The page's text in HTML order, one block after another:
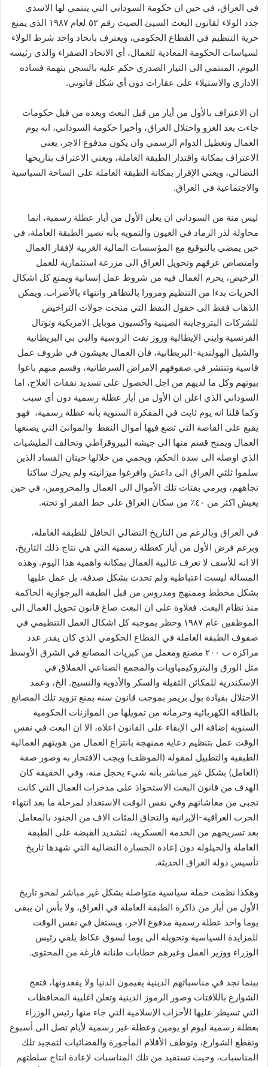
في العراق، في حين ان حكومة السوداني التي ينتمي لها الاسدي
جدد الولاء لقانون البعث السيئ الصيت رقم ٥٢ لعام ١٩٨٧ الذي يمنع
حرية التنظيم في القطاع الحكومي، ويعترف باتحاد واحد شرط الولاء
لسياسات الحكومة المعادية للعمال، أي الاتحاد الصفراء والذي رئيسه
اليوم، المنتمي الى التيار الصدري حكم عليه بالسجن بتهمة فساده
الاداري والاستيلاء على عقارات دون أي شكل قانوني.
ان الاعتراف بالأول من أيار من قبل البعث وبعده من قبل حكومات
جاءت بعد الغزو واحتلال العراق، وأخيرا حكومة السوداني، انه يوم
العمال وتعطيل الدوام الرسمي وان يكون مدفوع الاجر، يعني
الاعتراف بمكانة واقتدار الطبقة العاملة، ويعني الاعتراف بتاريخها
النضالي، ويعني الإقرار بمكانة الطبقة العاملة على الساحة السياسية
والاجتماعية في العراق.
ليس منة من السوداني ان يعلن الأول من أيار عطلة رسمية، انما
محاولة لذر الرماد في العيون والتمويه بأنه نصير الطبقة العاملة، في
حين يمضي بالتوقيع مع المؤسسات المالية الغربية لإفقار العمال
وامتصاص عرقهم وتحويل العراق الى مزرعة استثمارية للعمل
الرخيص، يحرم العمال فيه من شروط عمل إنسانية ويمنع كل اشكال
الحريات بدءا من التنظيم ومرورا بالتظاهر وانتهاء بالأضراب. ويمكن
الذهاب فقط الى حقول النفط التي منحت جولات التراخيص
للشركات البتروجاينة الصينية واكسيون موبايل الامريكية وتوتال
الفرنسية وايني الإيطالية وروز نفت الروسية والبي بي البريطانية
والشيل الهولندية-البريطانية، فأن العمال يعيشون في ظروف عمل
قاسية وتنتشر في صفوفهم الامراض السرطانية، وقسم منهم باعوا
بيوتهم وكل ما لديهم من اجل الحصول على تسديد نفقات العلاج، اما
السوداني الذي اعلن ان الأول من أيار عطلة رسمية دون أي سبب
وكما قلنا انه يوم ثابت في المفكرة السنوية بأنه عطلة رسمية، فهو
يقبع على القاصة التي تضع فيها أموال النفط والموانئ التي يصنعها
العمال ويمنح قسم منها الى جيشه البيروقراطي وتحالف المليشيات
الذي اوصله الى سدة الحكم، ويحمي من خلالها حيتان الفساد الذين
سلموا ثلثي العراق الى داعش وافرغوا ميزانيته ولم يحرك ساكنا
تجاههم، ويرمي بفتات تلك الأموال الى العمال والمحرومين، في حين
يعيش اكثر من ٤٠٪ من سكان العراق على خط الفقر او تحته.
في العراق وبالرغم من التاريخ النضالي الحافل للطبقة العاملة،
وبرغم فرض الأول من أيار كعطلة رسمية التي هي نتاج ذلك التاريخ،
الا انه للأسف لا تعرف غالبية العمال بمكانة واهمية هذا اليوم. وهذه
المسالة ليست اعتباطية ولم تحدث بشكل صدفة، بل عمل عليها
بشكل مخطط وممنهج ومدروس من قبل الطبقة البرجوازية الحاكمة
منذ نظام البعث. فعلاوة على ان البعث صاغ قانون تحويل العمال الى
الموظفين عام ١٩٨٧ وحظر بموجبه كل اشكال العمل التنظيمي في
صفوف الطبقة العاملة في القطاع الحكومي الذي كان يقدر عدد
مراكزه ب ٢٠٠ مصنع ومعمل من كبريات المصانع في الشرق الأوسط
مثل الورق والبتروكيمياويات والمجمع الصناعي العملاق في
الإسكندرية للمكائن الثقيلة والسكر والأدوية والنسيج. الخ، وعمد
الاحتلال بقيادة بول بريمر بموجب قانون سنه بمنع تزويد تلك المصانع
بالطاقة الكهربائية وحرمانه من تمويلها من الموازنات الحكومية
السنوية إضافة الى الإبقاء على القانون اعلاه، الا ان البعث في نفس
الوقت عمل بتنظيم دعاية ممنهجة بانتزاع العمال من هويتهم العمالية
الطبقية والتطبيل لمقولة (الموظف) ويجب الافتخار به وصور صفة
(العامل) بشكل غير مباشر بأنه شيء يخجل منه، وفي الحقيقة كان
الهدف من قانون البعث الاستحواذ على مدخرات العمال التي كانت
تجبى من معاشاتهم وفي نفس الوقت الاستعداد لمرحلة ما بعد انتهاء
الحرب العراقية-الإيرانية والتحاق المئات الاف من الجنود بالمعامل
بعد تسريحهم من الخدمة العسكرية، لتشديد القبضة على الطبقة
العاملة والحيلولة دون إعادة الجسارة النضالية التي شهدها تاريخ
تأسيس دولة العراق الحديثة.
وهكذا نظمت حملة سياسية متواصلة بشكل غير مباشر لمحو تاريخ
الأول من أيار من ذاكرة الطبقة العاملة في العراق، ولا بأس ان يبقى
يوما واحد عطلة رسمية مدفوع الاجر، ويستغل في نفس الوقت
للمزايدة السياسية وتحويله الى يوما لسوق عكاظ يلقي رئيس
الوزراء ووزير العمل وغيرهم خطابات طنانة فارغة من المحتوى.
بينما نجد في مناسباتهم الدينية يقيمون الدنيا ولا يقعدونها، فتعج
الشوارع باللافتات وصور الرموز الدينية وتعلن اغلبية المحافظات
التي تسيطر عليها الأحزاب الإسلامية التي جاء منها رئيس الوزراء
بعطلة رسمية ليوم او يومين وعطلة غير رسمية لأيام تصل الى أسبوع
وتقطع الشوارع، وتوظف الأقلام المأجورة والفضائيات لتمجيد تلك
المناسبات، وحيث تستفيد من تلك المناسبات لإعادة انتاج سلطتهم